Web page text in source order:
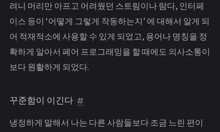
려니 머리만 아프고 어려웠던 스트림이나 람다, 인터페
이스 등이 ‘어떻게 그렇게 작동하는지’ 에 대해서 알게 되
어 적재적소에 사용할 수 있게 되었고, 용어나 명칭을 정
확하게 알아서 페어 프로그래밍을 할 때에도 의사소통이
보다 원활하게 되었다.
꾸준함이 이긴다
냉정하게 말해서 나는 다른 사람들보다 조금 느린 편이